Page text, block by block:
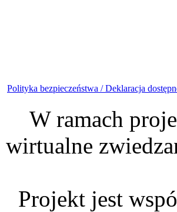
Polityka bezpieczeństwa /Deklaracja
W ramach
wirtualne
Projekt jest